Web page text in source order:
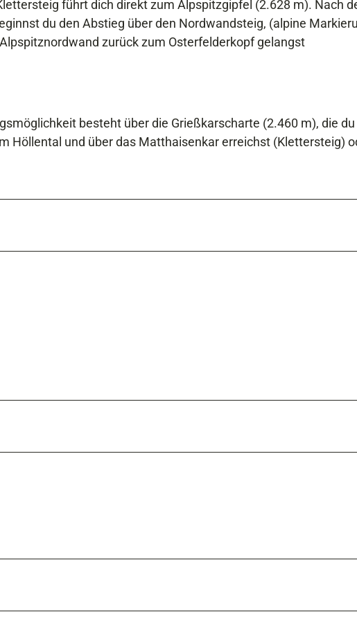
führt dich direkt zum Alpspitzgipfel (2.628 m). Nach
du den Abstieg über den Nordwandsteig, (alpine
zurück zum Osterfelderkopf gelangst
besteht über die Grießkarscharte (2.460 m), die du
Höllental und über das Matthaisenkar erreichst (Klettersteig)